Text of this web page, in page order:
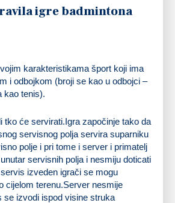
igre badmintona
karakteristikama šport koji ima
i odbojkom (broji se kao u odbojci –
kao tenis).
tko će servirati.Igra započinje tako da
servisnog polja servira suparniku
polje i pri tome i server i primatelj
servisnih polja i nesmiju doticati
izveden igrači se mogu
cijelom terenu.Server nesmije
se izvodi ispod visine struka